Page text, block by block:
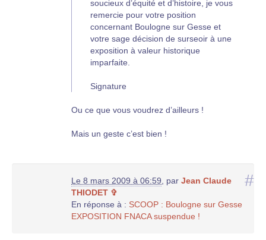
soucieux d’équité et d’histoire, je vous
remercie pour votre position
concernant Boulogne sur Gesse et
votre sage décision de surseoir à une
exposition à valeur historique
imparfaite.
Signature
Ou ce que vous voudrez d’ailleurs !
Mais un geste c’est bien !
#
Le 8 mars 2009 à 06:59, par Jean Claude
THIODET ✞
En réponse à : SCOOP : Boulogne sur Gesse
EXPOSITION FNACA suspendue !